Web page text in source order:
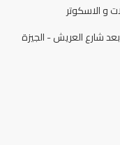
و الاسكوتر
شارع العريش - الجيزة